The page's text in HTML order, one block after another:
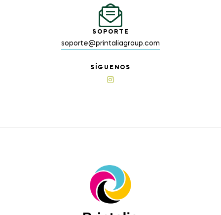
SOPORTE
soporte@printaliagroup.com
SÍGUENOS